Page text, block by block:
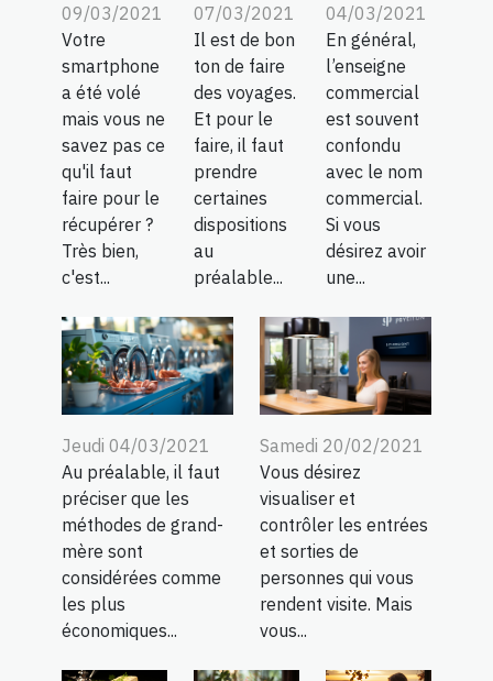
09/03/2021
Votre
smartphone
a été volé
mais vous ne
savez pas ce
qu'il faut
faire pour le
récupérer ?
Très bien,
c'est...
07/03/2021
Il est de bon
ton de faire
des voyages.
Et pour le
faire, il faut
prendre
certaines
dispositions
au
préalable...
04/03/2021
En général,
l’enseigne
commercial
est souvent
confondu
avec le nom
commercial.
Si vous
désirez avoir
une...
Jeudi 04/03/2021
Au préalable, il faut
préciser que les
méthodes de grand-
mère sont
considérées comme
les plus
économiques...
Samedi 20/02/2021
Vous désirez
visualiser et
contrôler les entrées
et sorties de
personnes qui vous
rendent visite. Mais
vous...